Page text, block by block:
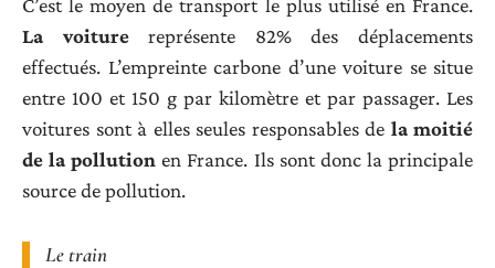
C’est le moyen de transport le plus utilisé en France.
La voiturereprésente 82% des déplacements
effectués. L’empreinte carbone d’une voiture se situe
entre 100 et 150 g par kilomètre et par passager. Les
voitures sont à elles seules responsables de la moitié
de la pollution en France. Ils sont donc la principale
source de pollution.
Le train